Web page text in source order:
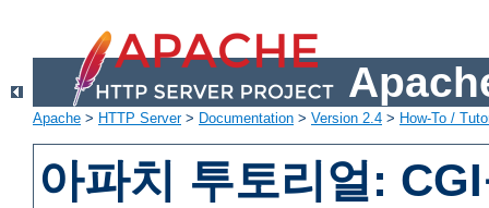
Apache > HTTP Server> Documentation > Version 2.4 > How-To /
아파치 투토리얼: